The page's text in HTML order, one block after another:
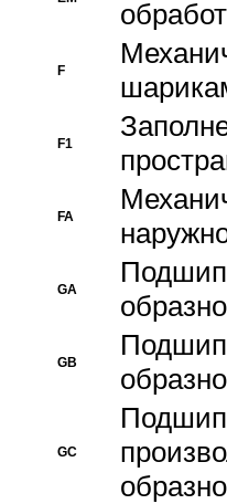
F
F1
FA
GA
GB
GC